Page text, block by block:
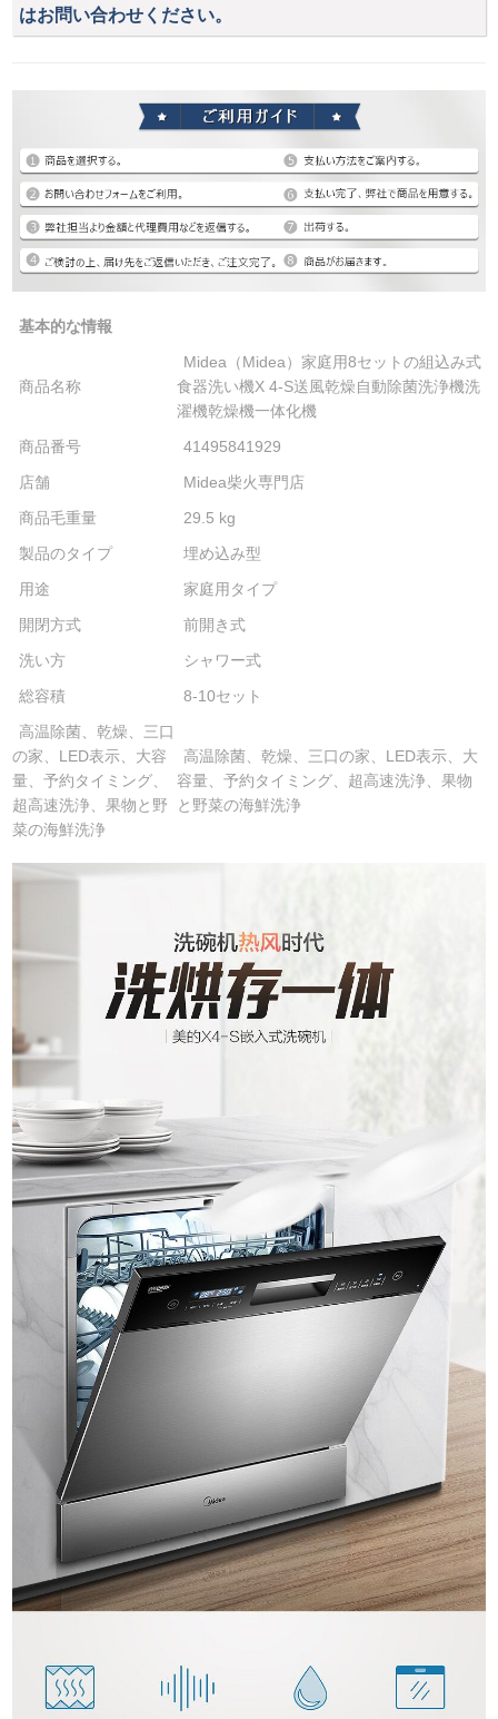
はお問い合わせください。
基本的な情報
商品名称
Midea（Midea）家庭用8セットの組込み式
食器洗い機X 4-S送風乾燥自動除菌洗浄機洗
濯機乾燥機一体化機
商品番号
41495841929
店舗
Midea柴火専門店
商品毛重量
29.5 kg
製品のタイプ
埋め込み型
用途
家庭用タイプ
開閉方式
前開き式
洗い方
シャワー式
総容積
8-10セット
高温除菌、乾燥、三口
の家、LED表示、大容
量、予約タイミング、
超高速洗浄、果物と野
菜の海鮮洗浄
高温除菌、乾燥、三口の家、LED表示、大
容量、予約タイミング、超高速洗浄、果物
と野菜の海鮮洗浄